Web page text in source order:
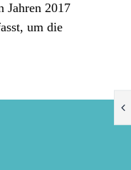
Jahren 2017
um die